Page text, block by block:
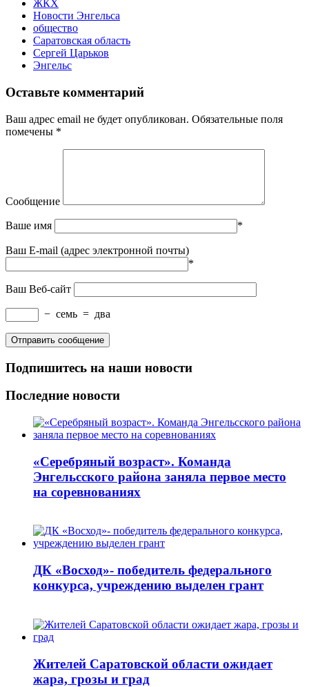
ЖКХ
Новости Энгельса
общество
Саратовская область
Сергей Царьков
Энгельс
Оставьте комментарий
Ваш адрес email не будет опубликован. Обязательные поля
помечены *
Сообщение
Ваше имя *
Ваш E-mail (адрес электронной почты)
*
Ваш Веб-сайт
− семь = два
Подпишитесь на наши новости
Последние новости
«Серебряный возраст». Команда
Энгельсского района заняла первое место
на соревнованиях
ДК «Восход»- победитель федерального
конкурса, учреждению выделен грант
Жителей Саратовской области ожидает
жара, грозы и град